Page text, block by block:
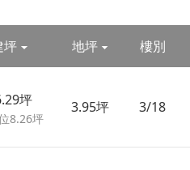
坪 地坪 樓別
坪
8.26坪
3.95坪 3/18